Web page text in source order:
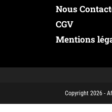
Nous
CGV
Mentions
Copyright 2026 -